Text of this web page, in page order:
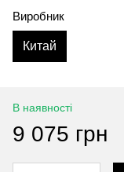
Виробник
Китай
В наявності
9 075 грн